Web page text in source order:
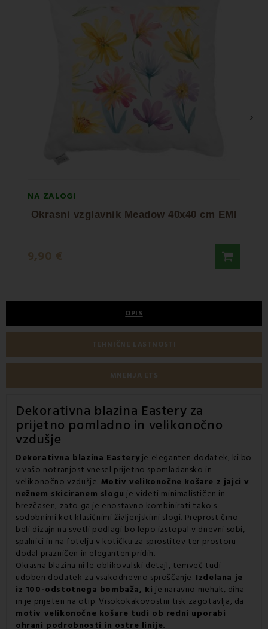
NA ZALOGI
Okrasni vzglavnik Meadow 40x40 cm EMI
9,90 €
›
OPIS
TEHNIČNE LASTNOSTI
MNENJA ETS
Dekorativna blazina Eastery za
prijetno pomladno in velikonočno
vzdušje
Dekorativna blazina Easteryje eleganten dodatek, ki bo
v vašo notranjost vnesel prijetno spomladansko in
velikonočno vzdušje. Motiv velikonočne košare z jajci v
nežnem skiciranem slogu je videti minimalističen in
brezčasen, zato ga je enostavno kombinirati tako s
sodobnimi kot klasičnimi življenjskimi slogi. Preprost črno-
beli dizajn na svetli podlagi bo lepo izstopal v dnevni sobi,
spalnici in na fotelju v kotičku za sprostitev ter prostoru
dodal prazničen in eleganten pridih.
Okrasna blazina ni le oblikovalski detajl, temveč tudi
udoben dodatek za vsakodnevno sproščanje. Izdelana je
iz 100-odstotnega bombaža, ki je naravno mehak, diha
in je prijeten na otip. Visokokakovostni tisk zagotavlja, da
motiv velikonočne košare tudi ob redni uporabi
ohrani podrobnosti in ostre linije.